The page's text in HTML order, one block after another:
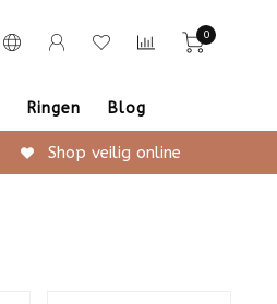
0
Ringen Blog
Shop veilig online